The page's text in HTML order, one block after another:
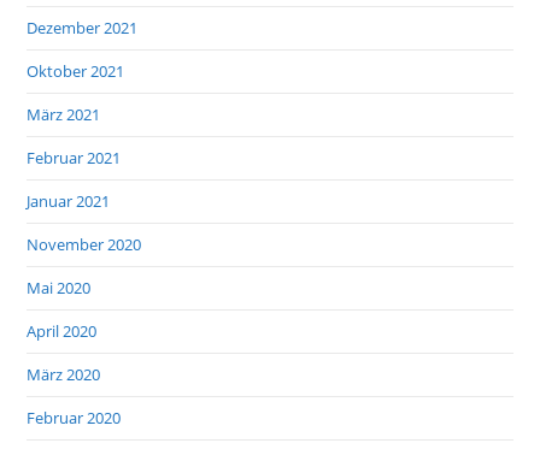
Dezember 2021
Oktober 2021
März 2021
Februar 2021
Januar 2021
November 2020
Mai 2020
April 2020
März 2020
Februar 2020